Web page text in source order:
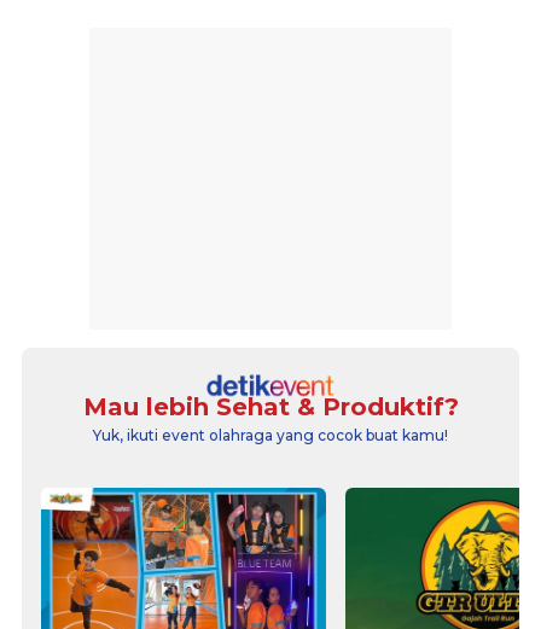
Mau lebih Sehat & Produktif?
Yuk, ikuti event olahraga yang cocok buat kamu!